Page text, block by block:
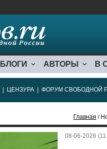
БЛОГИ АВТОРЫ В
ЦЕНЗУРА ФОРУМ СВОБОДНОЙ
Главная /
08-06-2026